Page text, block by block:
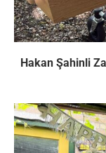
Hakan Şahinli